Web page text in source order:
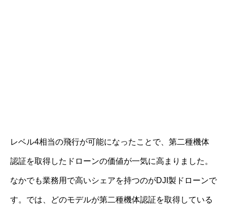
レベル4相当の飛行が可能になったことで、第二種機体
認証を取得したドローンの価値が一気に高まりました。
なかでも業務用で高いシェアを持つのがDJI製ドローンで
す。では、どのモデルが第二種機体認証を取得している